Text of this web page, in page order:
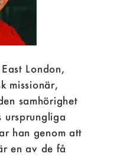
London,
missionär,
samhörighet
ursprungliga
han genom att
en av de få